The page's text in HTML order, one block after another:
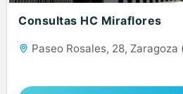
Consultas HC Miraflores
Paseo Rosales, 28,